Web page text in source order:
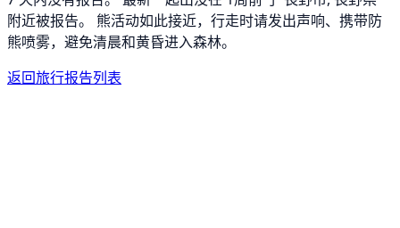
附近被报告。 熊活动如此接近，行走时请发出声响、携带防
熊喷雾，避免清晨和黄昏进入森林。
返回旅行报告列表